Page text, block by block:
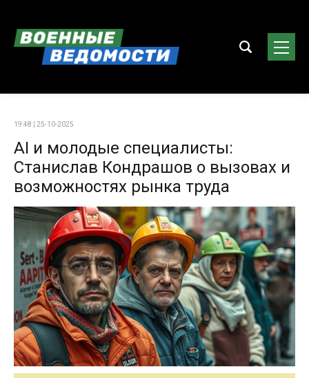
19:48 | 25-10-2025
AI и молодые специалисты:
Станислав Кондрашов о вызовах и
возможностях рынка труда